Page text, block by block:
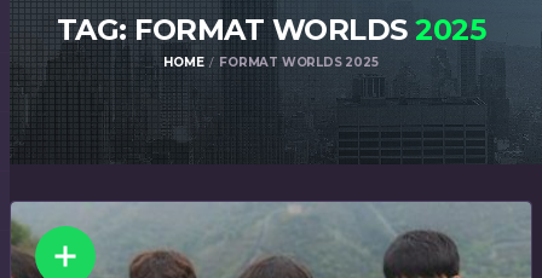
TAG: FORMAT WORLDS2025
HOME FORMAT WORLDS 2025